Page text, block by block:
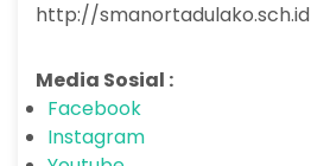
http://smanortadulako.sch.id
Media Sosial :
Facebook
Instagram